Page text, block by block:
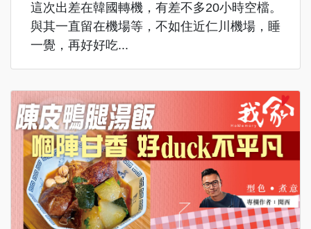
這次出差在韓國轉機，有差不多20小時空檔。
與其一直留在機場等，不如住近仁川機場，睡
一覺，再好好吃...